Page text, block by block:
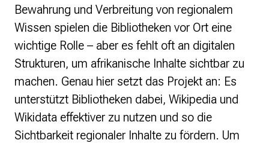
Bewahrung und Verbreitung von regionalem
Wissen spielen die Bibliotheken vor Ort eine
wichtige Rolle – aber es fehlt oft an digitalen
Strukturen, um afrikanische Inhalte sichtbar zu
machen. Genau hier setzt das Projekt an: Es
unterstützt Bibliotheken dabei, Wikipedia und
Wikidata effektiver zu nutzen und so die
Sichtbarkeit regionaler Inhalte zu fördern. Um